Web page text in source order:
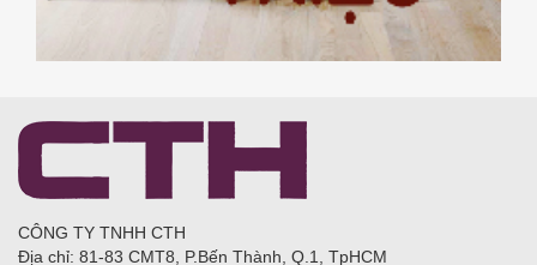
CÔNG TY TNHH CTH
Địa chỉ: 81-83 CMT8, P.Bến Thành, Q.1, TpHCM